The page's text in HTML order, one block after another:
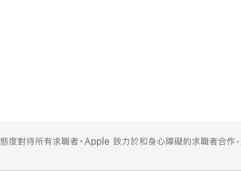
對待所有求職者。Apple 致力於和身心障礙的求職者合作，